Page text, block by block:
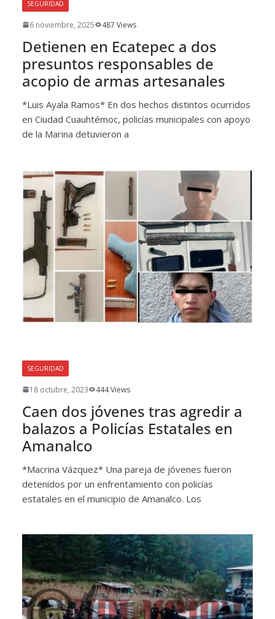
SEGURIDAD
6 noviembre, 2025 487 Views
Detienen en Ecatepec a dos
presuntos responsables de
acopio de armas artesanales
*Luis Ayala Ramos* En dos hechos distintos ocurridos
en Ciudad Cuauhtémoc, policías municipales con apoyo
de la Marina detuvieron a
SEGURIDAD
18 octubre, 2023 444 Views
Caen dos jóvenes tras agredir a
balazos a Policías Estatales en
Amanalco
*Macrina Vázquez* Una pareja de jóvenes fueron
detenidos por un enfrentamiento con policías
estatales en el municipio de Amanalco. Los